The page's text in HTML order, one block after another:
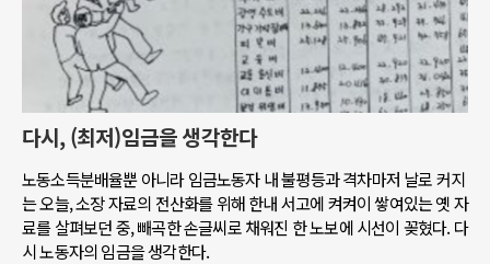
다시, (최저)임금을 생각한다
노동소득분배율뿐 아니라 임금노동자 내 불평등과 격차마저 날로 커지
는 오늘, 소장 자료의 전산화를 위해 한내 서고에 켜켜이 쌓여있는 옛 자
료를 살펴보던 중, 빼곡한 손글씨로 채워진 한 노보에 시선이 꽂혔다. 다
시 노동자의 임금을 생각한다.